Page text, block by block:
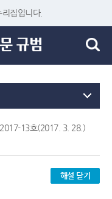
집입니다.
13호(2017. 3. 28.)
해설 닫기